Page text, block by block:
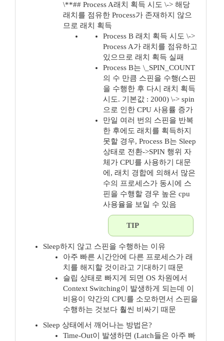
\**## Process A래치 획득 시도 \-> 해당
래치를 점유한 Process가 존재하지 않으
므로 래치 획득
Process B 래치 획득 시도 \->
Process A가 래치를 점유하고
있으므로 래치 획득 실패
Process B는 \_SPIN_COUNT
의 수 만큼 스핀을 수행(스핀
을 수행한 후 다시 래치 획득
시도. 기본값 : 2000) \-> spin
으로 인한 CPU 사용률 증가
만일 여러 번의 스핀을 반복
한 후에도 래치를 획득하지
못할 경우, Process B는 Sleep
상태로 전환->SPIN 행위 자
체가 CPU를 사용하기 대문
에, 래치 경합에 의해서 많은
수의 프로세스가 동시에 스
핀을 수행할 경우 높은 cpu
사용율을 보일 수 있음
TIP
Sleep하지 않고 스핀을 수행하는 이유
아주 빠른 시간안에 다른 프로세스가 래
치를 해지할 것이라고 기대하기 때문
슬립 상태로 빠지게 되면 OS 차원에서
Context Switching이 발생하게 되는데 이
비용이 약간의 CPU를 소모하면서 스핀을
수행하는 것보다 훨씬 비싸기 때문
Sleep 상태에서 깨어나는 방법은?
Time-Out이 발생하면 (Latch들은 아주 빠